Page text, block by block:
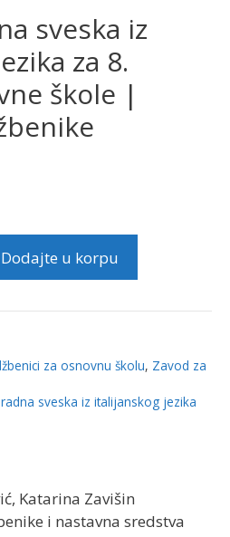
sveska iz
za 8.
škole |
Dodajte u korpu
za osnovnu školu, Zavod za
radna sveska iz italijanskog jezika
Katarina Zavišin
i nastavna sredstva